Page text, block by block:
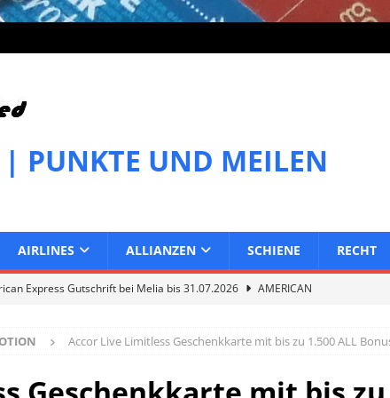
PUNKTE UND MEILEN
AIRLINES ALLIANZEN SCHIENE RECHT
Express Gutschrift bei Melia bis 31.07.2026
AMERICAN
Express Gutschrift bei IHG bis 27.07.2026
AMERICAN
Accor Live Limitless Geschenkkarte mit bis zu 1.500 ALL